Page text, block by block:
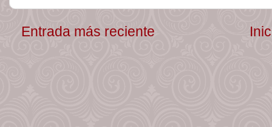
Entrada más reciente